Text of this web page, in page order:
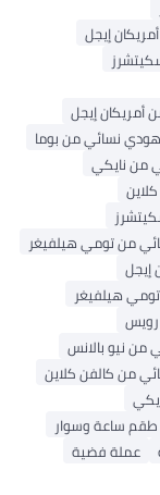
إيجل
أمريكان إيجل
هودي نسائي من بوما
من نايكي
من تومي هيلفيغر
إيجل
هيلفيغر
من نيو بالانس
من كالفن كلاين
طقم ساعة وسوار
عملة فضية